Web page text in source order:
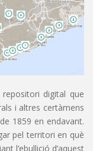
digital que
i altres certàmens
1859 en endavant.
pel territori en què
l’ebullició d’aquest